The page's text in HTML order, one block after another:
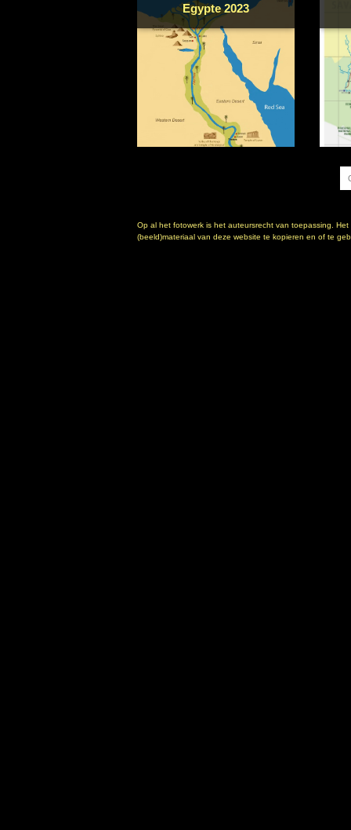
Egypte 2023
Op al het fotowerk is het auteursrecht van toepassing.
(beeld)materiaal van deze website te kopieren en of te